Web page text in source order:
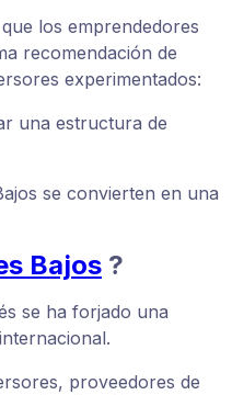
los emprendedores
recomendación de
experimentados:
una estructura de
se convierten en una
Bajos ?
se ha forjado una
proveedores de